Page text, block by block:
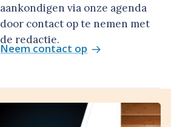
aankondigen via onze agenda
door contact op te nemen met
de redactie.
Neem contact op